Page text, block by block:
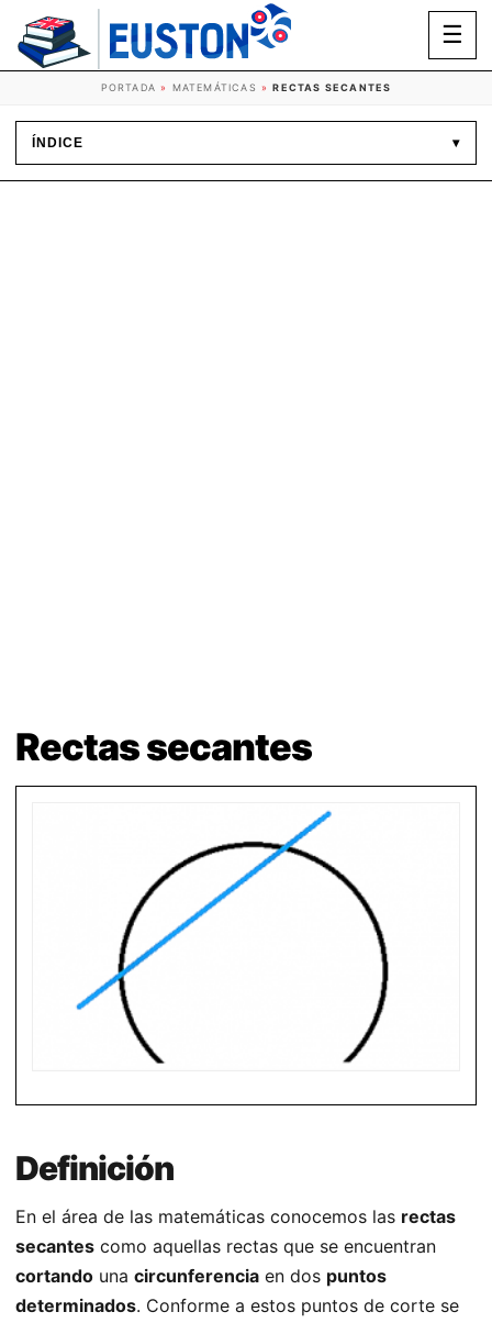
☰
PORTADA » MATEMÁTICAS »RECTAS SECANTES
ÍNDICE ▾
Rectas secantes
Definición
En el área de las matemáticas conocemos las rectas
secantes como aquellas rectas que se encuentran
cortando una circunferencia en dos puntos
determinados. Conforme a estos puntos de corte se